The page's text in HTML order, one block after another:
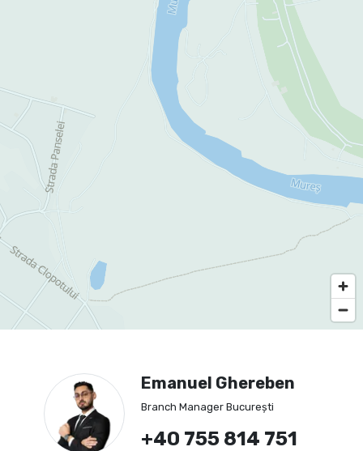
Emanuel Ghereben
Branch Manager București
+40 755 814 751